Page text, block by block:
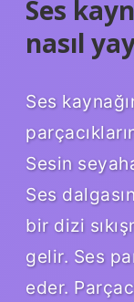
Ses
nasıl
Ses
Sesin
Ses
bir dizi
gelir. Ses
eder.